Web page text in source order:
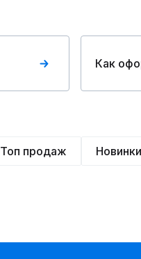
Как
Топ продаж Новинки